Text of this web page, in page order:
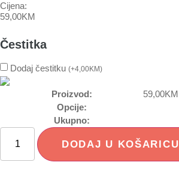
Cijena:
59,00KM
Čestitka
Dodaj čestitku (+4,00KM)
Proizvod: 59,00KM
Opcije:
Ukupno:
DODAJ U KOŠARICU